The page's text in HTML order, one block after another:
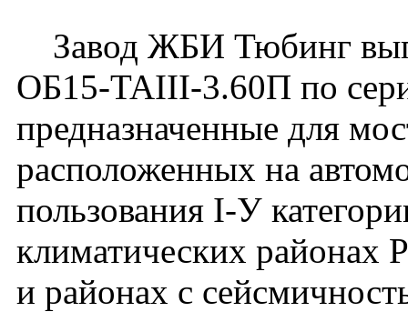
Завод ЖБИ Тюбинг
ОБ15-TAIII-3.60П по
предназначенные для
расположенных на
пользования I-У
климатических районах
и районах с